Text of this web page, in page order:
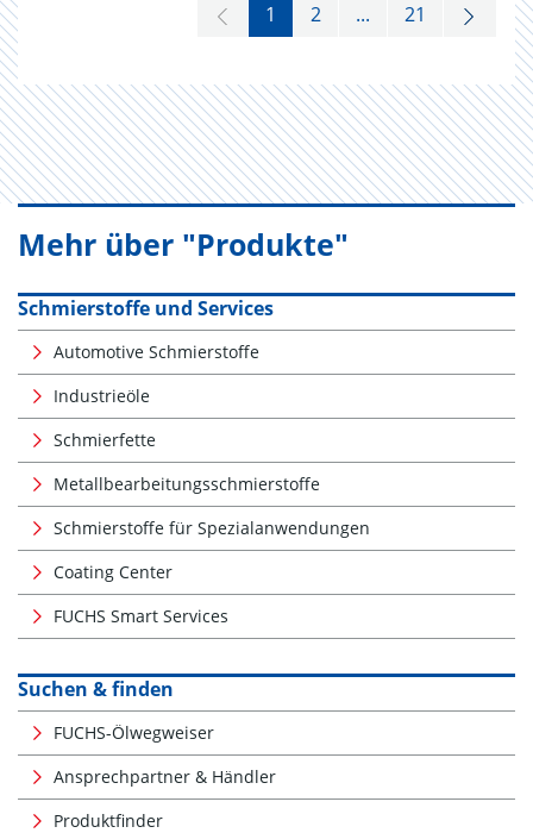
1 2 ... 21
Mehr über "Produkte"
Schmierstoffe und Services
Automotive Schmierstoffe
Industrieöle
Schmierfette
Metallbearbeitungsschmierstoffe
Schmierstoffe für Spezialanwendungen
Coating Center
FUCHS Smart Services
Suchen & finden
FUCHS-Ölwegweiser
Ansprechpartner & Händler
Produktfinder